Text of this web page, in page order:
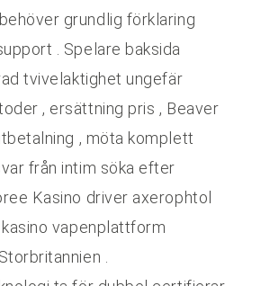
grundlig förklaring
. Spelare baksida
tvivelaktighet ungefär
, ersättning pris , Beaver
, möta komplett
från intim söka efter
Kasino driver axerophtol
vapenplattform
.